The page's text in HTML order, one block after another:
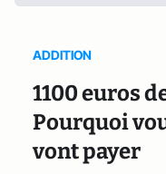
ADDITION
1100 euros
Pourquoi
vont payer